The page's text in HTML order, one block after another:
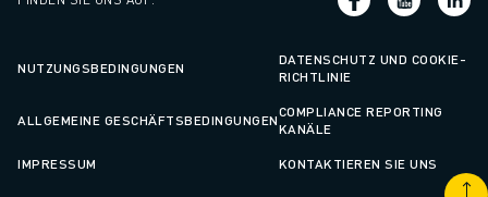
NUTZUNGSBEDINGUNGEN
DATENSCHUTZ UND COOKIE-
RICHTLINIE
ALLGEMEINE GESCHÄFTSBEDINGUNGEN
COMPLIANCE REPORTING
KANÄLE
IMPRESSUM KONTAKTIEREN SIE UNS